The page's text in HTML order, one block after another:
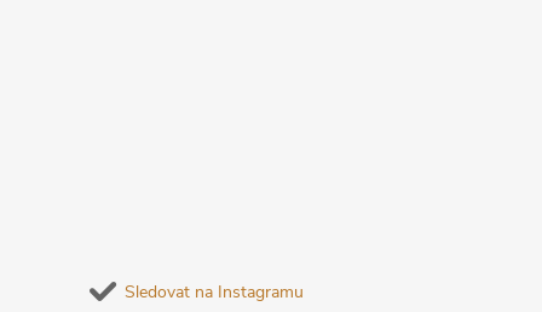
Sledovat na Instagramu